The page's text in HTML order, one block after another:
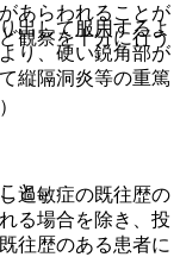
出して服用するよ
り、硬い鋭角部が
縦隔洞炎等の重篤
と。
あらわれることが
観察を十分に行う
過敏症の既往歴の
る場合を除き、投
往歴のある患者に